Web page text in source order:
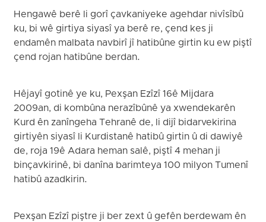
Hengawê berê li gorî çavkaniyeke agehdar nivîsîbû
ku, bi wê girtiya siyasî ya berê re, çend kes ji
endamên malbata navbirî jî hatibûne girtin ku ew piştî
çend rojan hatibûne berdan.
Hêjayî gotinê ye ku, Pexşan Ezîzî 16ê Mijdara
2009an, di kombûna nerazîbûnê ya xwendekarên
Kurd ên zanîngeha Tehranê de, li dijî bidarvekirina
girtiyên siyasî li Kurdistanê hatibû girtin û di dawiyê
de, roja 19ê Adara heman salê, piştî 4 mehan ji
binçavkirinê, bi danîna barimteya 100 milyon Tumenî
hatibû azadkirin.
Pexşan Ezîzî piştre ji ber zext û gefên berdewam ên